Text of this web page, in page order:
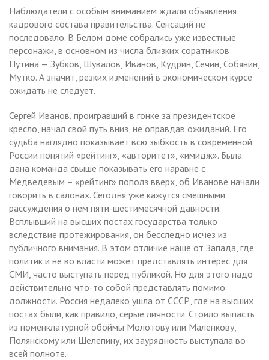
Наблюдатели с особым вниманием ждали объявления
кадрового состава правительства. Сенсаций не
последовало. В Белом доме собрались уже известные
персонажи, в основном из числа близких соратников
Путина — Зубков, Шувалов, Иванов, Кудрин, Сечин, Собянин,
Мутко. А значит, резких изменений в экономическом курсе
ожидать не следует.
Сергей Иванов, проигравший в гонке за президентское
кресло, начал свой путь вниз, не оправдав ожиданий. Его
судьба наглядно показывает всю зыбкость в современной
России понятий «рейтинг», «авторитет», «имидж». Была
дана команда свыше показывать его наравне с
Медведевым – «рейтинг» пополз вверх, об Иванове начали
говорить в салонах. Сегодня уже кажутся смешными
рассуждения о нем пяти-шестимесячной давности.
Всплывший на высших постах государства только
вследствие протежирования, он бесследно исчез из
публичного внимания. В этом отличие наше от Запада, где
политик и не во власти может представлять интерес для
СМИ, часто выступать перед публикой. Но для этого надо
действительно что-то собой представлять помимо
должности. Россия недалеко ушла от СССР, где на высших
постах были, как правило, серые личности. Стоило выпасть
из номенклатурной обоймы Молотову или Маленкову,
Полянскому или Шелепину, их заурядность выступала во
всей полноте.